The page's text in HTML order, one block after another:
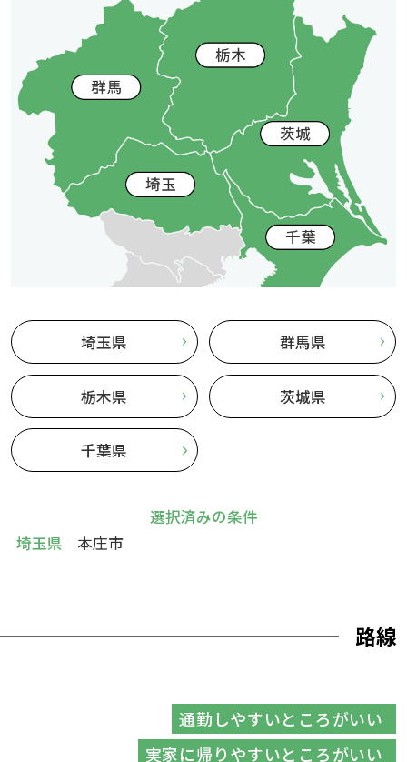
埼玉県 群馬県
栃木県 茨城県
千葉県
選択済みの条件
埼玉県
本庄市
路線
通勤しやすいところがいい
実家に帰りやすいところがいい